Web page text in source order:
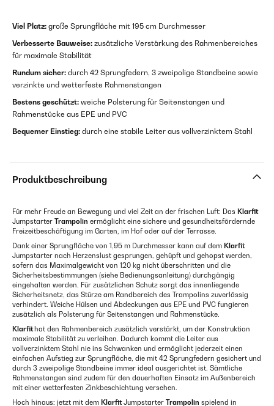
Viel Platz: große Sprungfläche mit 195 cm Durchmesser
Verbesserte Bauweise: zusätzliche Verstärkung des Rahmenbereiches
für maximale Stabilität
Rundum sicher: durch 42 Sprungfedern, 3 zweipolige Standbeine sowie
verzinkte und wetterfeste Rahmenstangen
Bestens geschützt: weiche Polsterung für Seitenstangen und
Rahmenstücke aus EPE und PVC
Bequemer Einstieg: durch eine stabile Leiter aus vollverzinktem Stahl
Produktbeschreibung
Für mehr Freude an Bewegung und viel Zeit an der frischen Luft: Das Klarfit
Jumpstarter Trampolin ermöglicht eine sichere und gesundheitsfördernde
Freizeitbeschäftigung im Garten, im Hof oder auf der Terrasse.
Dank einer Sprungfläche von 1,95 m Durchmesser kann auf dem Klarfit
Jumpstarter nach Herzenslust gesprungen, gehüpft und gehopst werden,
sofern das Maximalgewicht von 120 kg nicht überschritten und die
Sicherheitsbestimmungen (siehe Bedienungsanleitung) durchgängig
eingehalten werden. Für zusätzlichen Schutz sorgt das innenliegende
Sicherheitsnetz, das Stürze am Randbereich des Trampolins zuverlässig
verhindert. Weiche Hülsen und Abdeckungen aus EPE und PVC fungieren
zusätzlich als Polsterung für Seitenstangen und Rahmenstücke.
Klarfit hat den Rahmenbereich zusätzlich verstärkt, um der Konstruktion
maximale Stabilität zu verleihen. Dadurch kommt die Leiter aus
vollverzinktem Stahl nie ins Schwanken und ermöglicht jederzeit einen
einfachen Aufstieg zur Sprungfläche, die mit 42 Sprungfedern gesichert und
durch 3 zweipolige Standbeine immer ideal ausgerichtet ist. Sämtliche
Rahmenstangen sind zudem für den dauerhaften Einsatz im Außenbereich
mit einer wetterfesten Zinkbeschichtung versehen.
Hoch hinaus: jetzt mit dem KlarfitJumpstarter Trampolin spielend in